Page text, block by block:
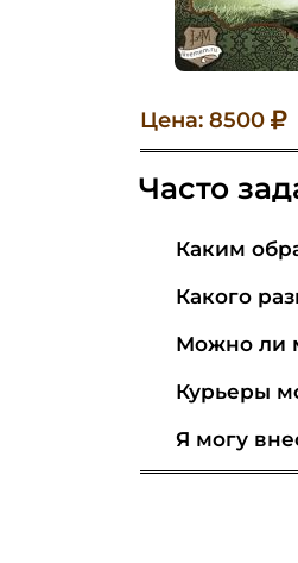
Цена: 8500
Часто
Каким
Какого
Можно ли
Курьеры
Я могу